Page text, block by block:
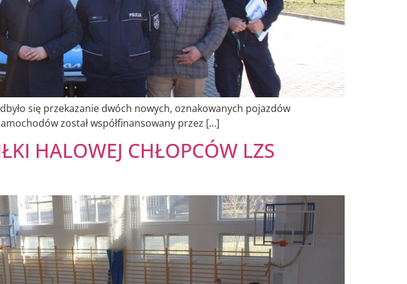
się przekazanie dwóch nowych, oznakowanych pojazdów
został współfinansowany przez […]
HALOWEJ CHŁOPCÓW LZS